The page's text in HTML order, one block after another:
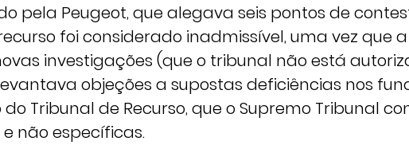
pela Peugeot, que alegava seis pontos de
foi considerado inadmissível, uma vez que
investigações (que o tribunal não está
objeções a supostas deficiências nos
Tribunal de Recurso, que o Supremo Tribunal
não específicas.